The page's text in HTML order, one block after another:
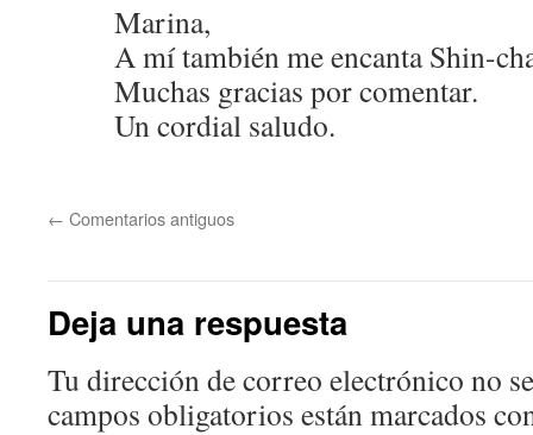
Marina,
A mí también me encanta Shin-
Muchas gracias por comentar.
Un cordial saludo.
← Comentarios antiguos
Deja una respuesta
Tu dirección de correo electrónico no
campos obligatorios están marcados